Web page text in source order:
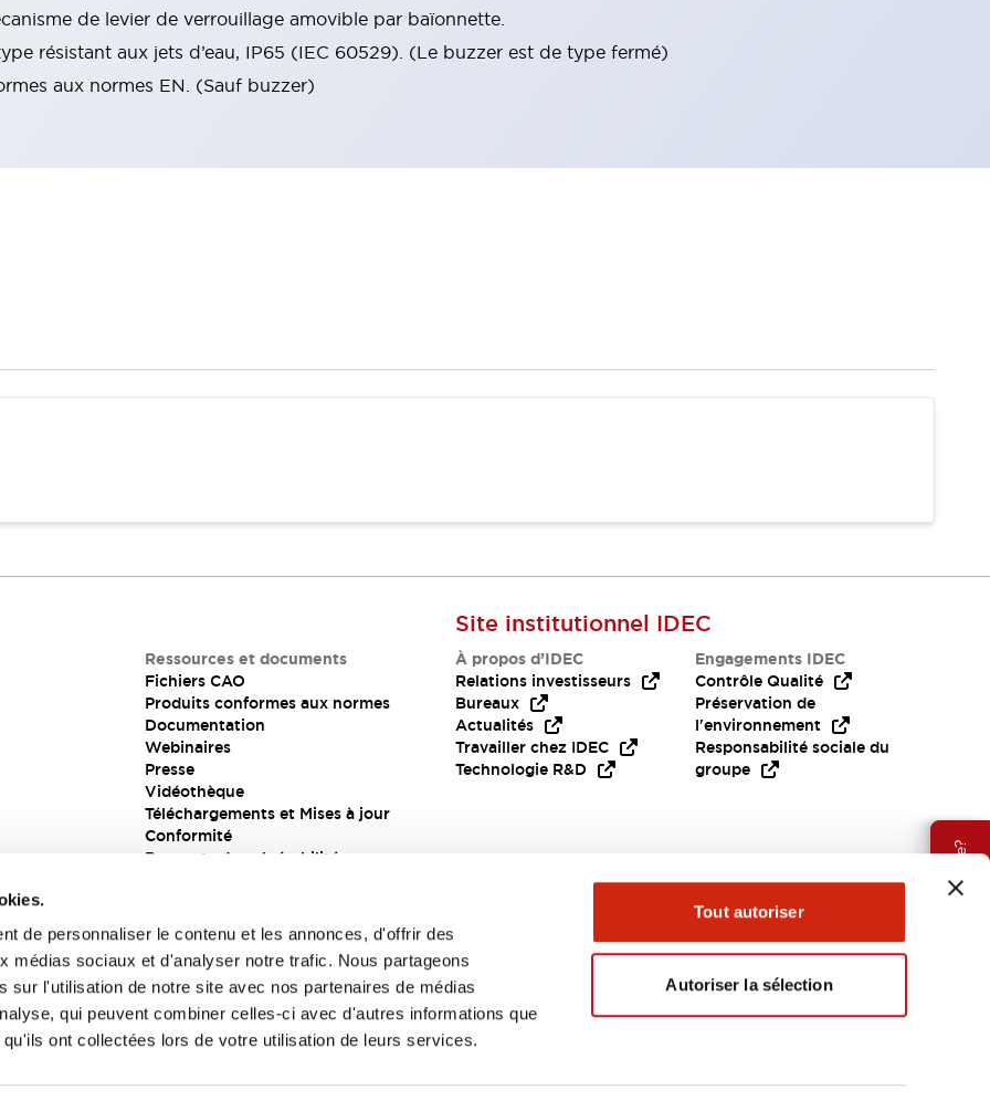
de personnaliser le contenu et les annonces, d'offrir des
médias sociaux et d'analyser notre trafic. Nous partageons
sur l'utilisation de notre site avec nos partenaires de médias
qui peuvent combiner celles-ci avec d'autres informations que
ont collectées lors de votre utilisation de leurs services.
Tout autoriser
Autoriser la sélection
Besoin d'aide?
de levier de verrouillage amovible par baïonnette.
résistant aux jets d’eau, IP65 (IEC 60529). (Le buzzer est de type fermé)
aux normes EN. (Sauf buzzer)
Ressources et documents
Fichiers CAO
Produits conformes aux normes
Documentation
Webinaires
Presse
Vidéothèque
Téléchargements et Mises à jour
Conformité
Rapports de vulnérabilité
Site institutionnel IDEC
À propos d’IDEC
Relations investisseurs
Bureaux
Actualités
Travailler chez IDEC
Technologie R&D
Engagements IDEC
Contrôle Qualité
Préservation de
l'environnement
Responsabilité sociale du
groupe
générales EMEA